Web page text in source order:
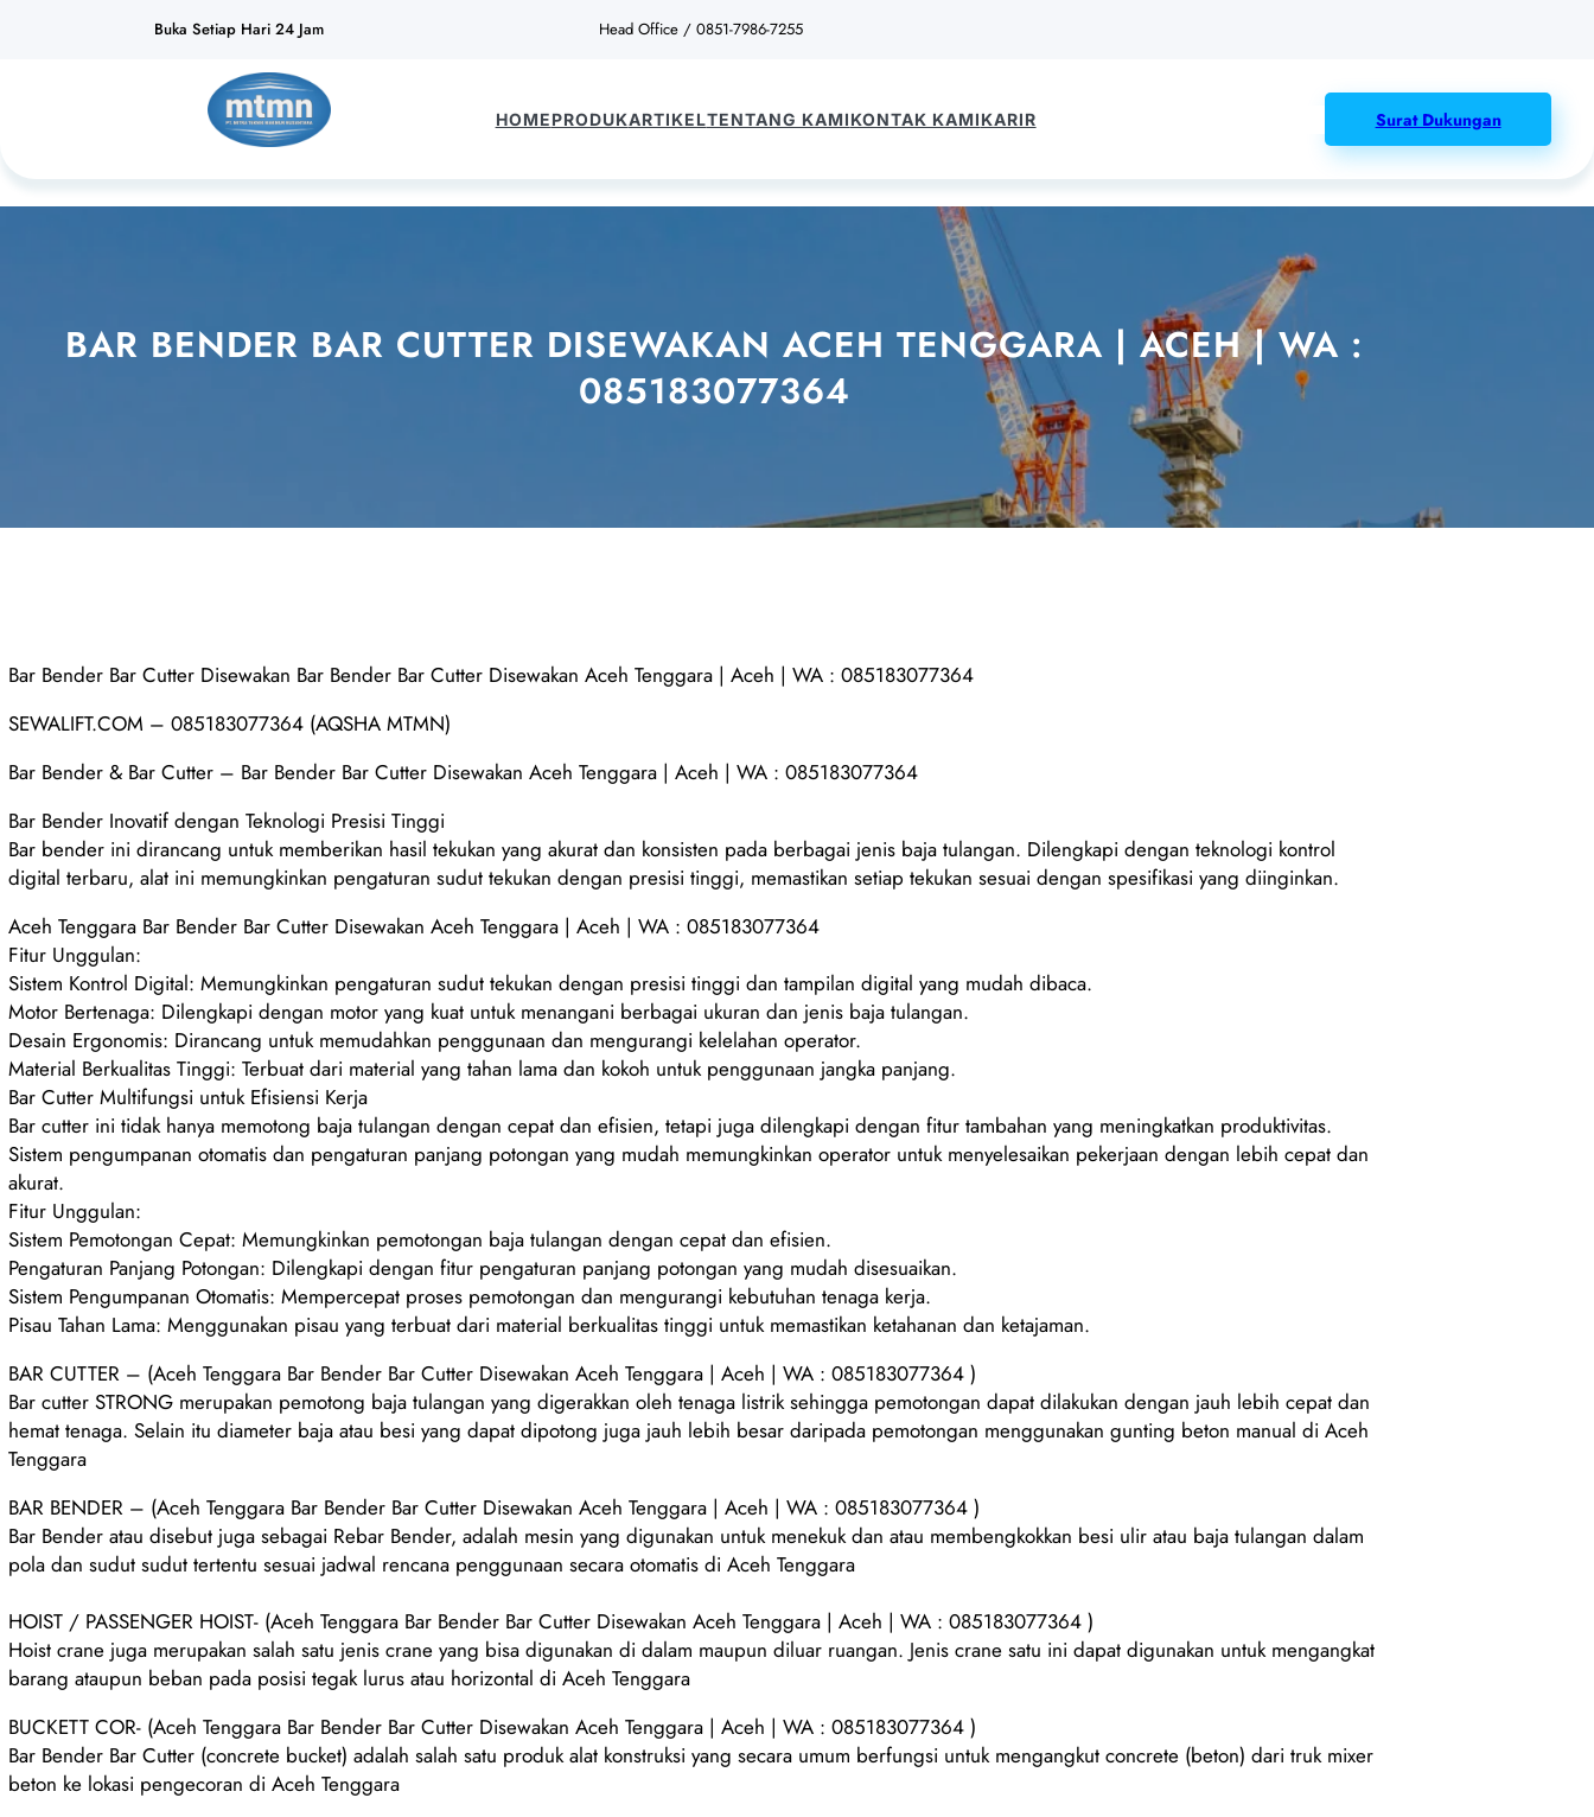
Buka Setiap Hari 24 Jam Head Office / 0851-7986-7255
HOMEPRODUKARTIKELTENTANG KAMIKONTAK KAMIKARIR Surat Dukungan
BAR BENDER BAR CUTTER DISEWAKAN ACEH TENGGARA | ACEH | WA :
085183077364
Bar Bender Bar Cutter Disewakan Bar Bender Bar Cutter Disewakan Aceh Tenggara | Aceh | WA : 085183077364
SEWALIFT.COM – 085183077364 (AQSHA MTMN)
Bar Bender & Bar Cutter – Bar Bender Bar Cutter Disewakan Aceh Tenggara | Aceh | WA : 085183077364
Bar Bender Inovatif dengan Teknologi Presisi Tinggi
Bar bender ini dirancang untuk memberikan hasil tekukan yang akurat dan konsisten pada berbagai jenis baja tulangan. Dilengkapi dengan teknologi kontrol
digital terbaru, alat ini memungkinkan pengaturan sudut tekukan dengan presisi tinggi, memastikan setiap tekukan sesuai dengan spesifikasi yang diinginkan.
Aceh Tenggara Bar Bender Bar Cutter Disewakan Aceh Tenggara | Aceh | WA : 085183077364
Fitur Unggulan:
Sistem Kontrol Digital: Memungkinkan pengaturan sudut tekukan dengan presisi tinggi dan tampilan digital yang mudah dibaca.
Motor Bertenaga: Dilengkapi dengan motor yang kuat untuk menangani berbagai ukuran dan jenis baja tulangan.
Desain Ergonomis: Dirancang untuk memudahkan penggunaan dan mengurangi kelelahan operator.
Material Berkualitas Tinggi: Terbuat dari material yang tahan lama dan kokoh untuk penggunaan jangka panjang.
Bar Cutter Multifungsi untuk Efisiensi Kerja
Bar cutter ini tidak hanya memotong baja tulangan dengan cepat dan efisien, tetapi juga dilengkapi dengan fitur tambahan yang meningkatkan produktivitas.
Sistem pengumpanan otomatis dan pengaturan panjang potongan yang mudah memungkinkan operator untuk menyelesaikan pekerjaan dengan lebih cepat dan
akurat.
Fitur Unggulan:
Sistem Pemotongan Cepat: Memungkinkan pemotongan baja tulangan dengan cepat dan efisien.
Pengaturan Panjang Potongan: Dilengkapi dengan fitur pengaturan panjang potongan yang mudah disesuaikan.
Sistem Pengumpanan Otomatis: Mempercepat proses pemotongan dan mengurangi kebutuhan tenaga kerja.
Pisau Tahan Lama: Menggunakan pisau yang terbuat dari material berkualitas tinggi untuk memastikan ketahanan dan ketajaman.
BAR CUTTER – (Aceh Tenggara Bar Bender Bar Cutter Disewakan Aceh Tenggara | Aceh | WA : 085183077364 )
Bar cutter STRONG merupakan pemotong baja tulangan yang digerakkan oleh tenaga listrik sehingga pemotongan dapat dilakukan dengan jauh lebih cepat dan
hemat tenaga. Selain itu diameter baja atau besi yang dapat dipotong juga jauh lebih besar daripada pemotongan menggunakan gunting beton manual di Aceh
Tenggara
BAR BENDER – (Aceh Tenggara Bar Bender Bar Cutter Disewakan Aceh Tenggara | Aceh | WA : 085183077364 )
Bar Bender atau disebut juga sebagai Rebar Bender, adalah mesin yang digunakan untuk menekuk dan atau membengkokkan besi ulir atau baja tulangan dalam
pola dan sudut sudut tertentu sesuai jadwal rencana penggunaan secara otomatis di Aceh Tenggara
HOIST / PASSENGER HOIST- (Aceh Tenggara Bar Bender Bar Cutter Disewakan Aceh Tenggara | Aceh | WA : 085183077364 )
Hoist crane juga merupakan salah satu jenis crane yang bisa digunakan di dalam maupun diluar ruangan. Jenis crane satu ini dapat digunakan untuk mengangkat
barang ataupun beban pada posisi tegak lurus atau horizontal di Aceh Tenggara
BUCKETT COR- (Aceh Tenggara Bar Bender Bar Cutter Disewakan Aceh Tenggara | Aceh | WA : 085183077364 )
Bar Bender Bar Cutter (concrete bucket) adalah salah satu produk alat konstruksi yang secara umum berfungsi untuk mengangkut concrete (beton) dari truk mixer
beton ke lokasi pengecoran di Aceh Tenggara